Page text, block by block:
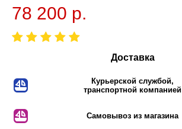
78 200 р.
Доставка
Курьерской службой,
транспортной компанией
Самовывоз из магазина